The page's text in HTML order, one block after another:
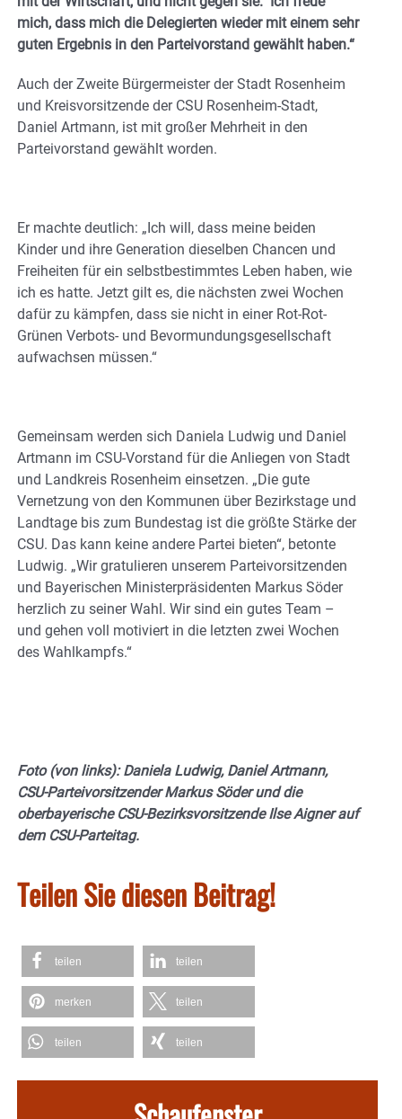
mich, dass mich die Delegierten wieder mit einem sehr
guten Ergebnis in den Parteivorstand gewählt haben.“
Auch der Zweite Bürgermeister der Stadt Rosenheim
und Kreisvorsitzende der CSU Rosenheim-Stadt,
Daniel Artmann, ist mit großer Mehrheit in den
Parteivorstand gewählt worden.
Er machte deutlich: „Ich will, dass meine beiden
Kinder und ihre Generation dieselben Chancen und
Freiheiten für ein selbstbestimmtes Leben haben, wie
ich es hatte. Jetzt gilt es, die nächsten zwei Wochen
dafür zu kämpfen, dass sie nicht in einer Rot-Rot-
Grünen Verbots- und Bevormundungsgesellschaft
aufwachsen müssen.“
Gemeinsam werden sich Daniela Ludwig und Daniel
Artmann im CSU-Vorstand für die Anliegen von Stadt
und Landkreis Rosenheim einsetzen. „Die gute
Vernetzung von den Kommunen über Bezirkstage und
Landtage bis zum Bundestag ist die größte Stärke der
CSU. Das kann keine andere Partei bieten“, betonte
Ludwig. „Wir gratulieren unserem Parteivorsitzenden
und Bayerischen Ministerpräsidenten Markus Söder
herzlich zu seiner Wahl. Wir sind ein gutes Team –
und gehen voll motiviert in die letzten zwei Wochen
des Wahlkampfs.“
Foto (von links): Daniela Ludwig, Daniel Artmann,
CSU-Parteivorsitzender Markus Söder und die
oberbayerische CSU-Bezirksvorsitzende Ilse Aigner auf
dem CSU-Parteitag.
Teilen Sie diesen Beitrag!
teilen teilen
merken teilen
teilen teilen